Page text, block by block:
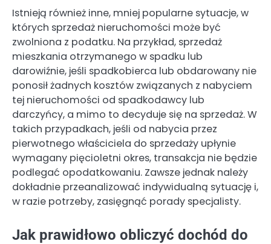
Istnieją również inne, mniej popularne sytuacje, w
których sprzedaż nieruchomości może być
zwolniona z podatku. Na przykład, sprzedaż
mieszkania otrzymanego w spadku lub
darowiźnie, jeśli spadkobierca lub obdarowany nie
ponosił żadnych kosztów związanych z nabyciem
tej nieruchomości od spadkodawcy lub
darczyńcy, a mimo to decyduje się na sprzedaż. W
takich przypadkach, jeśli od nabycia przez
pierwotnego właściciela do sprzedaży upłynie
wymagany pięcioletni okres, transakcja nie będzie
podlegać opodatkowaniu. Zawsze jednak należy
dokładnie przeanalizować indywidualną sytuację i,
w razie potrzeby, zasięgnąć porady specjalisty.
Jak prawidłowo obliczyć dochód do